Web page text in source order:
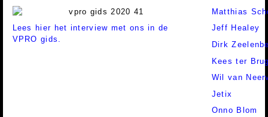
Lees hier het interview met ons in de
VPRO gids.
Matthias
Jeff Healey
Dirk
Kees ter
Wil van
Jetix
Onno Blom